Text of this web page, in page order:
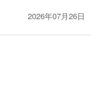
精神の持ち主ほど
は深く納得させら
立てた「台本」
がじわじわと湧
2026年07月26日